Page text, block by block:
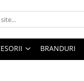
BRANDURI